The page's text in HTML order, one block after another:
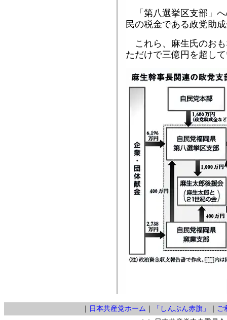
「第八選挙区支部」
民の税金である政党助
これら、麻生氏のお
ただけで三億円を超し
日本共産党ホーム 「しんぶん赤旗」
ご